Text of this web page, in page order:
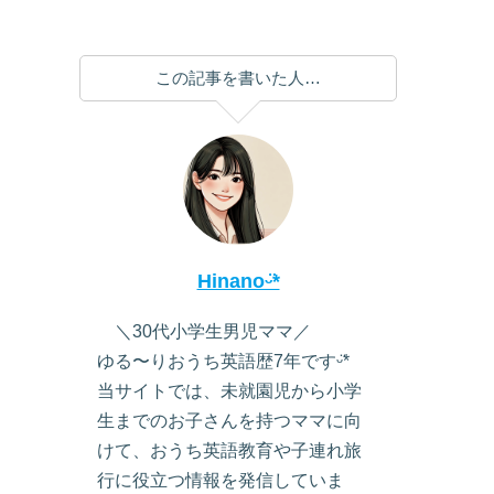
この記事を書いた人…
Hinanoᵕ̈*
＼30代小学生男児ママ／
ゆる〜りおうち英語歴7年ですᵕ̈*
当サイトでは、未就園児から小学
生までのお子さんを持つママに向
けて、おうち英語教育や子連れ旅
行に役立つ情報を発信していま